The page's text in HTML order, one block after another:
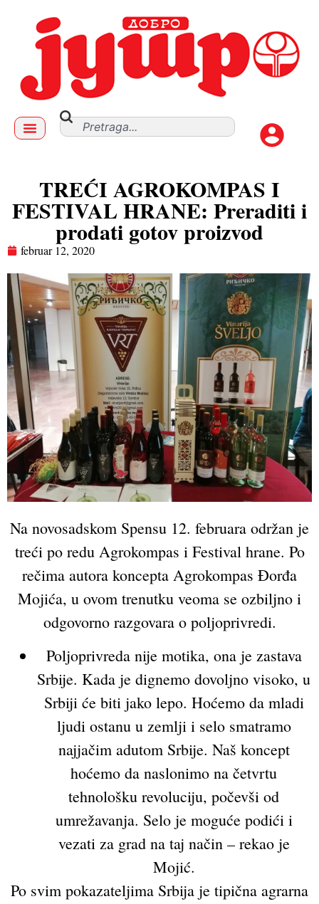
TREĆI AGROKOMPAS I
FESTIVAL HRANE: Preraditi i
prodati gotov proizvod
februar 12, 2020
Na novosadskom Spensu 12. februara održan je
treći po redu Agrokompas i Festival hrane. Po
rečima autora koncepta Agrokompas Đorđa
Mojića, u ovom trenutku veoma se ozbiljno i
odgovorno razgovara o poljoprivredi.
Poljoprivreda nije motika, ona je zastava
Srbije. Kada je dignemo dovoljno visoko, u
Srbiji će biti jako lepo. Hoćemo da mladi
ljudi ostanu u zemlji i selo smatramo
najjačim adutom Srbije. Naš koncept
hoćemo da naslonimo na četvrtu
tehnološku revoluciju, počevši od
umrežavanja. Selo je moguće podići i
vezati za grad na taj način – rekao je
Mojić.
Po svim pokazateljima Srbija je tipična agrarna